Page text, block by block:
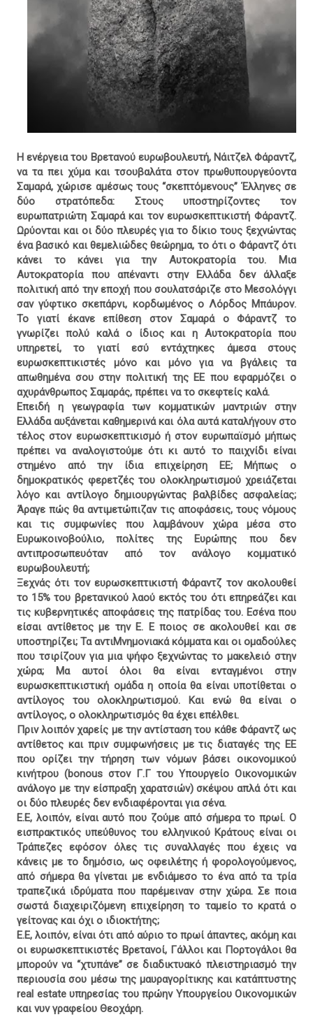
Η ενέργεια του Βρετανού ευρωβουλευτή, Νάιτζελ Φάραντζ,
να τα πει χύμα και τσουβαλάτα στον πρωθυπουργεύοντα
Σαμαρά, χώρισε αμέσως τους “σκεπτόμενους” Έλληνες σε
δύο στρατόπεδα: Στους υποστηρίζοντες τον
ευρωπατριώτη Σαμαρά και τον ευρωσκεπτικιστή Φάραντζ.
Ωρύονται και οι δύο πλευρές για το δίκιο τους ξεχνώντας
ένα βασικό και θεμελιώδες θεώρημα, το ότι ο Φάραντζ ότι
κάνει το κάνει για την Αυτοκρατορία του. Μια
Αυτοκρατορία που απέναντι στην Ελλάδα δεν άλλαξε
πολιτική από την εποχή που σουλατσάριζε στο Μεσολόγγι
σαν γύφτικο σκεπάρνι, κορδωμένος ο Λόρδος Μπάυρον.
Το γιατί έκανε επίθεση στον Σαμαρά ο Φάραντζ το
γνωρίζει πολύ καλά ο ίδιος και η Αυτοκρατορία που
υπηρετεί, το γιατί εσύ εντάχτηκες άμεσα στους
ευρωσκεπτικιστές μόνο και μόνο για να βγάλεις τα
απωθημένα σου στην πολιτική της ΕΕ που εφαρμόζει ο
αχυράνθρωπος Σαμαράς, πρέπει να το σκεφτείς καλά.
Επειδή η γεωγραφία των κομματικών μαντριών στην
Ελλάδα αυξάνεται καθημερινά και όλα αυτά καταλήγουν στο
τέλος στον ευρωσκεπτικισμό ή στον ευρωπαϊσμό μήπως
πρέπει να αναλογιστούμε ότι κι αυτό το παιχνίδι είναι
στημένο από την ίδια επιχείρηση ΕΕ; Μήπως ο
δημοκρατικός φερετζές του ολοκληρωτισμού χρειάζεται
λόγο και αντίλογο δημιουργώντας βαλβίδες ασφαλείας;
Άραγε πώς θα αντιμετώπιζαν τις αποφάσεις, τους νόμους
και τις συμφωνίες που λαμβάνουν χώρα μέσα στο
Ευρωκοινοβούλιο, πολίτες της Ευρώπης που δεν
αντιπροσωπευόταν από τον ανάλογο κομματικό
ευρωβουλευτή;
Ξεχνάς ότι τον ευρωσκεπτικιστή Φάραντζ τον ακολουθεί
το 15% του βρετανικού λαού εκτός του ότι επηρεάζει και
τις κυβερνητικές αποφάσεις της πατρίδας του. Εσένα που
είσαι αντίθετος με την Ε. Ε ποιος σε ακολουθεί και σε
υποστηρίζει; Τα αντιΜνημονιακά κόμματα και οι ομαδούλες
που τσιρίζουν για μια ψήφο ξεχνώντας το μακελειό στην
χώρα; Μα αυτοί όλοι θα είναι ενταγμένοι στην
ευρωσκεπτικιστική ομάδα η οποία θα είναι υποτίθεται ο
αντίλογος του ολοκληρωτισμού. Και ενώ θα είναι ο
αντίλογος, ο ολοκληρωτισμός θα έχει επέλθει.
Πριν λοιπόν χαρείς με την αντίσταση του κάθε Φάραντζ ως
αντίθετος και πριν συμφωνήσεις με τις διαταγές της ΕΕ
που ορίζει την τήρηση των νόμων βάσει οικονομικού
κινήτρου (bonous στον Γ.Γ του Υπουργείο Οικονομικών
ανάλογο με την είσπραξη χαρατσιών) σκέψου απλά ότι και
οι δύο πλευρές δεν ενδιαφέρονται για σένα.
Ε.Ε, λοιπόν, είναι αυτό που ζούμε από σήμερα το πρωί. Ο
εισπρακτικός υπεύθυνος του ελληνικού Κράτους είναι οι
Τράπεζες εφόσον όλες τις συναλλαγές που έχεις να
κάνεις με το δημόσιο, ως οφειλέτης ή φορολογούμενος,
από σήμερα θα γίνεται με ενδιάμεσο το ένα από τα τρία
τραπεζικά ιδρύματα που παρέμειναν στην χώρα. Σε ποια
σωστά διαχειριζόμενη επιχείρηση το ταμείο το κρατά ο
γείτονας και όχι ο ιδιοκτήτης;
Ε.Ε, λοιπόν, είναι ότι από αύριο το πρωί άπαντες, ακόμη και
οι ευρωσκεπτικιστές Βρετανοί, Γάλλοι και Πορτογάλοι θα
μπορούν να “χτυπάνε” σε διαδικτυακό πλειστηριασμό την
περιουσία σου μέσω της μαυραγορίτικης και κατάπτυστης
real estate υπηρεσίας του πρώην Υπουργείου Οικονομικών
και νυν γραφείου Θεοχάρη.